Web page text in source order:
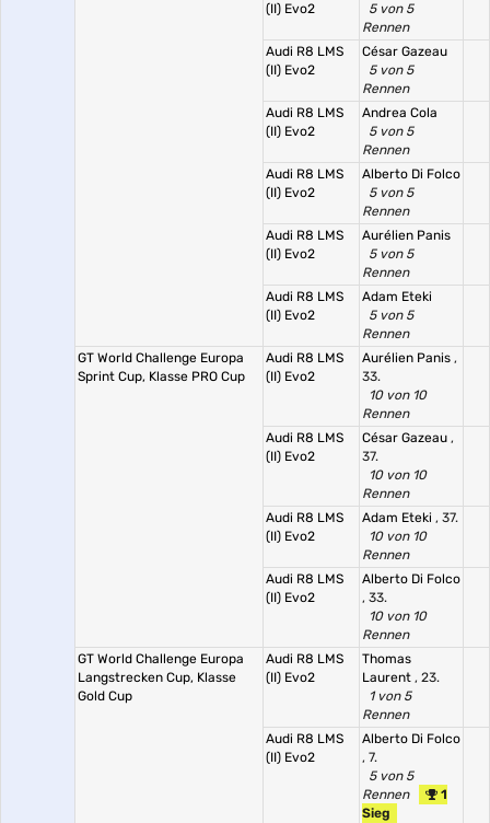
(II) Evo2
5 von 5
Rennen
Audi R8 LMS
(II) Evo2
César Gazeau
5 von 5
Rennen
Audi R8 LMS
(II) Evo2
Andrea Cola
5 von 5
Rennen
Audi R8 LMS
(II) Evo2
Alberto Di Folco
5 von 5
Rennen
Audi R8 LMS
(II) Evo2
Aurélien Panis
5 von 5
Rennen
Audi R8 LMS
(II) Evo2
Adam Eteki
5 von 5
Rennen
GT World Challenge Europa
Sprint Cup, Klasse PRO Cup
Audi R8 LMS
(II) Evo2
Aurélien Panis ,
33.
10 von 10
Rennen
Audi R8 LMS
(II) Evo2
César Gazeau ,
37.
10 von 10
Rennen
Audi R8 LMS
(II) Evo2
Adam Eteki , 37.
10 von 10
Rennen
Audi R8 LMS
(II) Evo2
Alberto Di Folco
, 33.
10 von 10
Rennen
GT World Challenge Europa
Langstrecken Cup, Klasse
Gold Cup
Audi R8 LMS
(II) Evo2
Thomas
Laurent , 23.
1 von 5
Rennen
Audi R8 LMS
(II) Evo2
Alberto Di Folco
, 7.
5 von 5
Rennen
1
Sieg